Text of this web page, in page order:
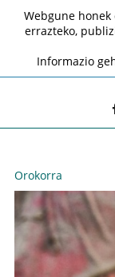
Orokorra
Webgune
errazteko,
Informazio